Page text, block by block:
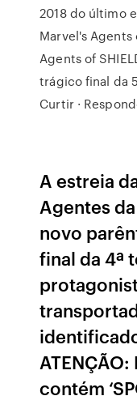
2018 do último
Marvel's Agents
Agents of
trágico final da
Curtir ·
A estreia
Agentes
novo
final da 4ª
contém